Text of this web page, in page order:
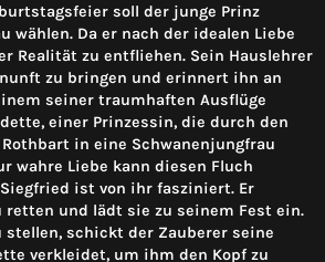
soll der junge Prinz
wählen. Da er nach der idealen Liebe
Realität zu entfliehen. Sein Hauslehrer
zu bringen und erinnert ihn an
seiner traumhaften Ausflüge
einer Prinzessin, die durch den
in eine Schwanenjungfrau
wahre Liebe kann diesen Fluch
ist von ihr fasziniert. Er
retten und lädt sie zu seinem Fest ein.
stellen, schickt der Zauberer seine
verkleidet, um ihm den Kopf zu